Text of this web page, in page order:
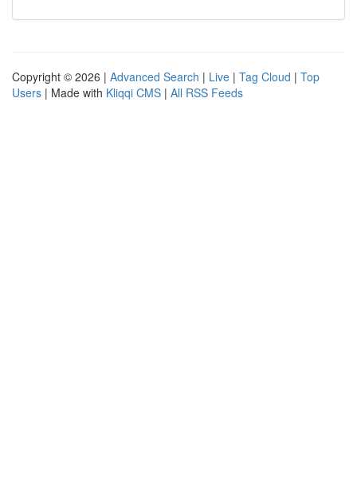
Copyright © 2026 | Advanced Search | Live | Tag Cloud | Top
Users | Made with Kliqqi CMS | All RSS Feeds